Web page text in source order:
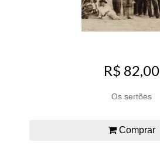
R$ 82,00
Os sertões
Comprar